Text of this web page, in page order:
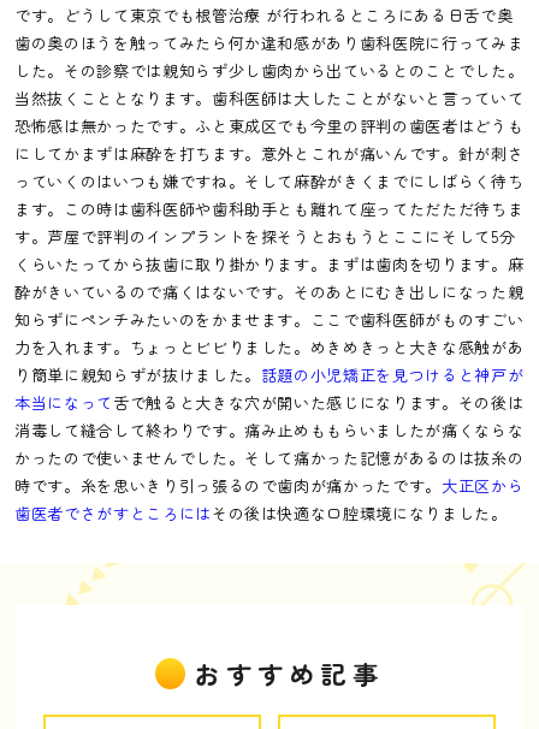
です。どうして東京でも根管治療 が行われるところにある日舌で奥
歯の奥のほうを触ってみたら何か違和感があり歯科医院に行ってみま
した。その診察では親知らず少し歯肉から出ているとのことでした。
当然抜くこととなります。歯科医師は大したことがないと言っていて
恐怖感は無かったです。ふと東成区でも今里の評判の歯医者はどうも
にしてかまずは麻酔を打ちます。意外とこれが痛いんです。針が刺さ
っていくのはいつも嫌ですね。そして麻酔がきくまでにしばらく待ち
ます。この時は歯科医師や歯科助手とも離れて座ってただただ待ちま
す。芦屋で評判のインプラントを探そうとおもうとここにそして5分
くらいたってから抜歯に取り掛かります。まずは歯肉を切ります。麻
酔がきいているので痛くはないです。そのあとにむき出しになった親
知らずにペンチみたいのをかませます。ここで歯科医師がものすごい
力を入れます。ちょっとビビりました。めきめきっと大きな感触があ
り簡単に親知らずが抜けました。 話題の小児矯正を見つけると神戸が
本当になって 舌で触ると大きな穴が開いた感じになります。その後は
消毒して縫合して終わりです。痛み止めももらいましたが痛くならな
かったので使いませんでした。そして痛かった記憶があるのは抜糸の
時です。糸を思いきり引っ張るので歯肉が痛かったです。 大正区から
歯医者でさがすところにはその後は快適な口腔環境になりました。
おすすめ記事